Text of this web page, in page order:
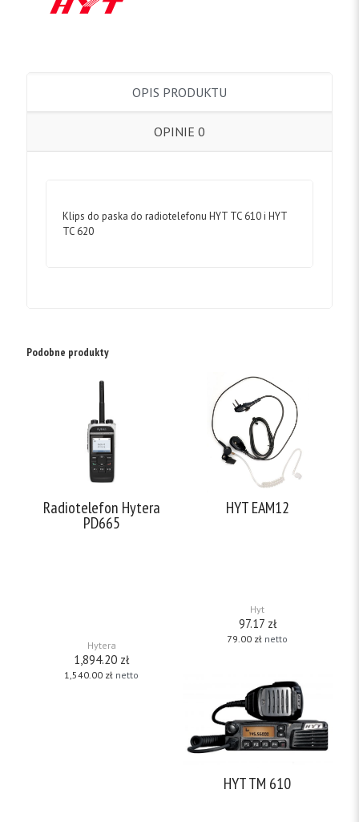
OPIS PRODUKTU
OPINIE 0
Klips do paska do radiotelefonu HYT TC 610 i HYT
TC 620
Podobne produkty
Radiotelefon Hytera
PD665
Hytera
1,894.20 zł
1,540.00 zł netto
HYT EAM12
Hyt
97.17 zł
79.00 zł netto
HYT TM 610